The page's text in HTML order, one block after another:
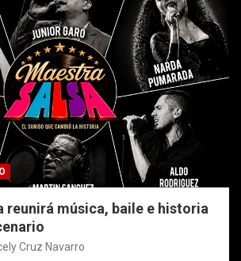
reunirá música, baile e historia
Cruz Navarro